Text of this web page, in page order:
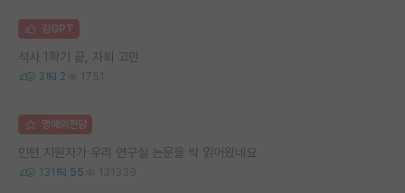
김GPT
석사 1학기 끝, 자퇴 고민
2 2 1751
명예의전당
인턴 지원자가 우리 연구실 논문을 싹 읽어왔네요
131 55 131339